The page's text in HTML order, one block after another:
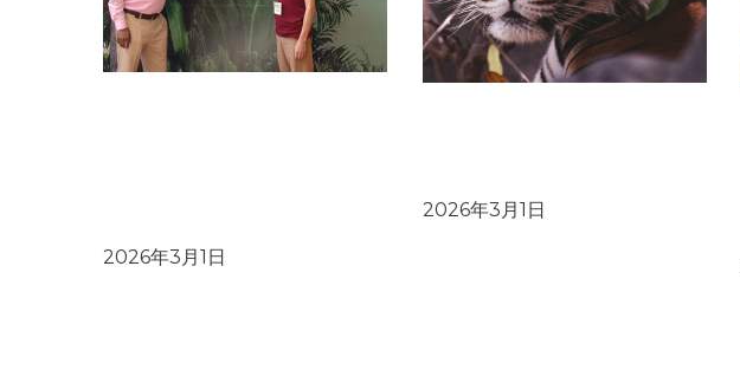
2026年3月1日
2026年3月1日